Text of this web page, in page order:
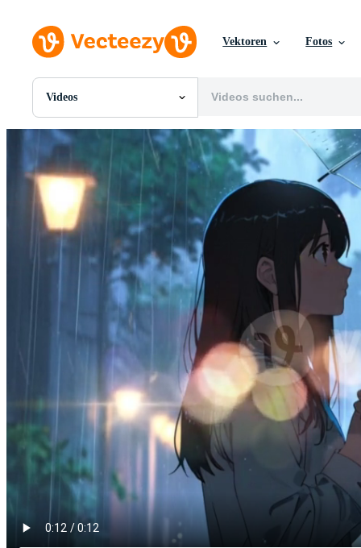
Vektoren Fotos
Videos
Alle Bilder
Fotos
PSDs
SVGs
Vorlagen
Vektoren
Videos
Motion Graphics
Redaktionelle Bilder
Redaktionelle Ereignisse